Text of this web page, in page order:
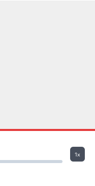
1x